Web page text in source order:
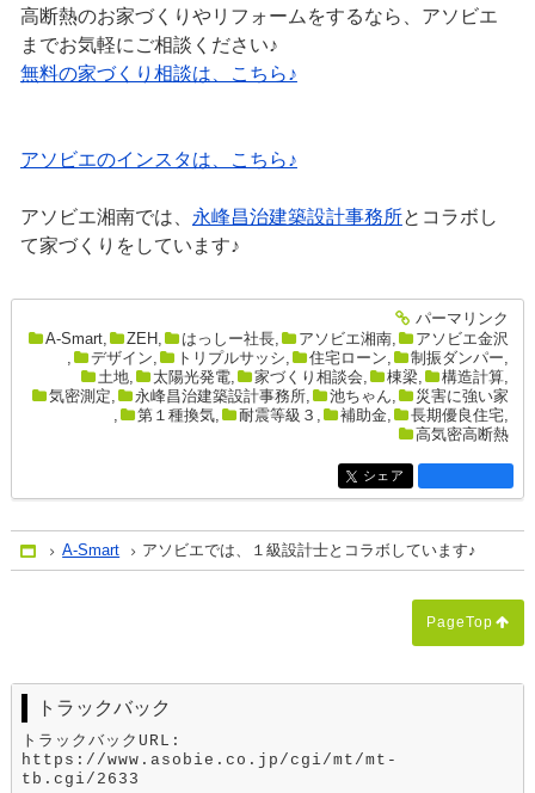
高断熱のお家づくりやリフォームをするなら、アソビエ
までお気軽にご相談ください♪
無料の家づくり相談は、こちら♪
アソビエのインスタは、こちら♪
アソビエ湘南では、 永峰昌治建築設計事務所とコラボし
て家づくりをしています♪
entry2646
パーマリンク
A-Smart, ZEH , はっしー社長, アソビエ湘南,
アソビエ金沢
,
デザイン, トリプルサッシ, 住宅ローン, 制振ダンパー,
土地, 太陽光発電, 家づくり相談会, 棟梁, 構造計算,
気密測定, 永峰昌治建築設計事務所, 池ちゃん,
災害に強い家
,
第１種換気, 耐震等級３ , 補助金, 長期優良住宅,
高気密高断熱
entry2646
シェア
Home
A-Smart アソビエでは、１級設計士とコラボしています♪
PageTop
トラックバック
トラックバックURL:
https://www.asobie.co.jp/cgi/mt/mt-
tb.cgi/2633